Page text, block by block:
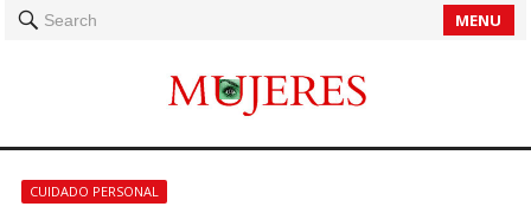
Search MENU
CUIDADO PERSONAL